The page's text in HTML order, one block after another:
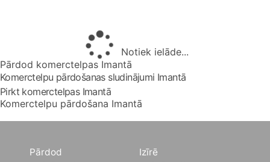
Notiek ielāde...
Pārdod komerctelpas Imantā
Komerctelpu pārdošanas sludinājumi Imantā
Pirkt komerctelpas Imantā
Komerctelpu pārdošana Imantā
Pārdod
Izīrē